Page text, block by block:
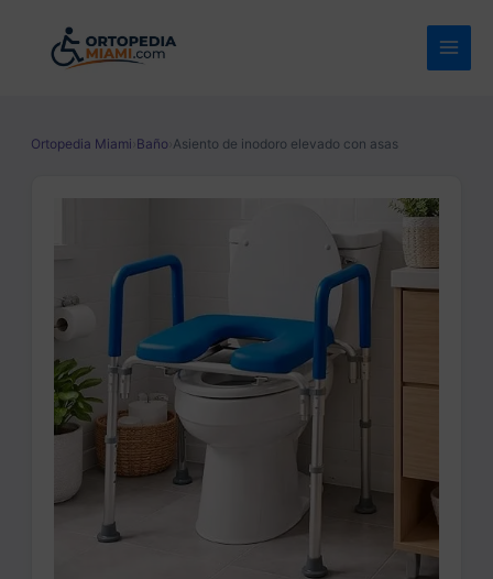
contenido
Ortopedia Miami Baño› Asiento de inodoro elevado con asas